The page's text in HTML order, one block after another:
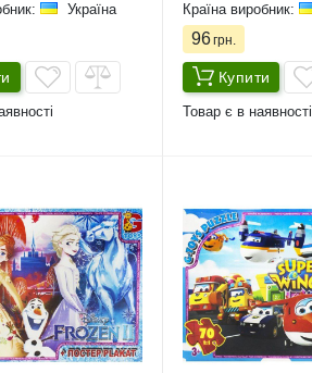
Україна Країна виробник:
96грн.
Купити
Товар є в наявності